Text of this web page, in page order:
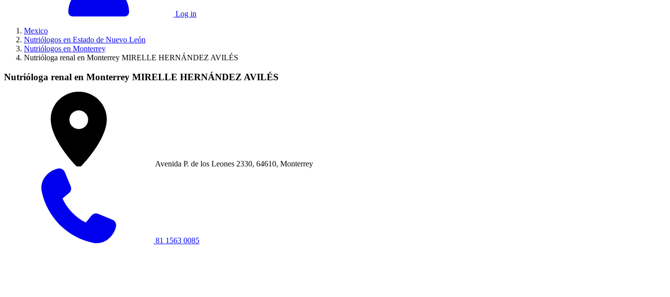
Log in
Mexico
Nutriólogos en Estado de Nuevo León
Nutriólogos en Monterrey
Nutrióloga renal en Monterrey MIRELLE HERNÁNDEZ AVILÉS
Nutrióloga renal en Monterrey MIRELLE HERNÁNDEZ AVILÉS
Avenida P. de los Leones 2330, 64610, Monterrey
81 1563 0085